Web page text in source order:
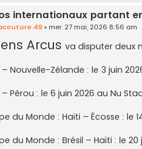
internationaux partant
» mer. 27 mai, 2026 8:56 am
Arcus va disputer deux
– Nouvelle-Zélande : le 3 juin
– Pérou : le 6 juin 2026 au Nu
du Monde : Haïti – Écosse : le
du Monde : Brésil – Haïti : le